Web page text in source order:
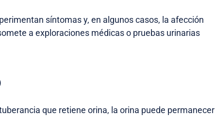
síntomas y, en algunos casos, la afección
a exploraciones médicas o pruebas urinarias
que retiene orina, la orina puede permanecer